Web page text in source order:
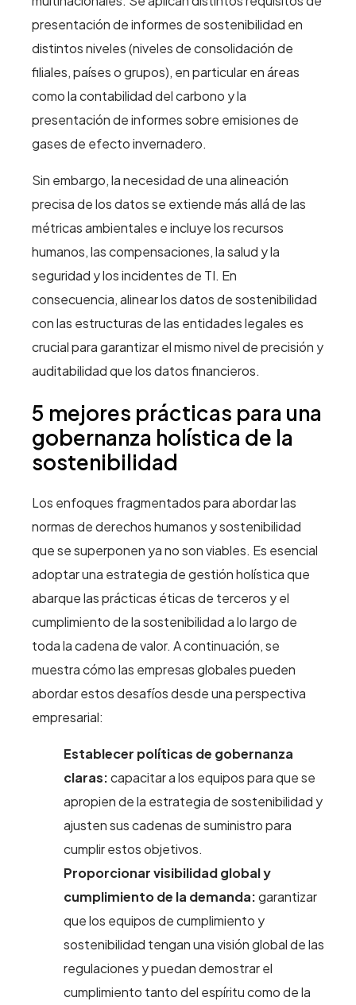
presentación de informes de sostenibilidad en
distintos niveles (niveles de consolidación de
filiales, países o grupos), en particular en áreas
como la contabilidad del carbono y la
presentación de informes sobre emisiones de
gases de efecto invernadero.
Sin embargo, la necesidad de una alineación
precisa de los datos se extiende más allá de las
métricas ambientales e incluye los recursos
humanos, las compensaciones, la salud y la
seguridad y los incidentes de TI. En
consecuencia, alinear los datos de sostenibilidad
con las estructuras de las entidades legales es
crucial para garantizar el mismo nivel de precisión y
auditabilidad que los datos financieros.
5 mejores prácticas para una
gobernanza holística de la
sostenibilidad
Los enfoques fragmentados para abordar las
normas de derechos humanos y sostenibilidad
que se superponen ya no son viables. Es esencial
adoptar una estrategia de gestión holística que
abarque las prácticas éticas de terceros y el
cumplimiento de la sostenibilidad a lo largo de
toda la cadena de valor. A continuación, se
muestra cómo las empresas globales pueden
abordar estos desafíos desde una perspectiva
empresarial:
Establecer políticas de gobernanza
claras:capacitar a los equipos para que se
apropien de la estrategia de sostenibilidad y
ajusten sus cadenas de suministro para
cumplir estos objetivos.
Proporcionar visibilidad global y
cumplimiento de la demanda:garantizar
que los equipos de cumplimiento y
sostenibilidad tengan una visión global de las
regulaciones y puedan demostrar el
cumplimiento tanto del espíritu como de la